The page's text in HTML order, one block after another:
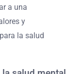
a una
y
la salud